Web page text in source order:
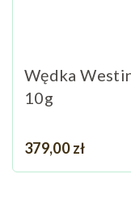
Wędka
10g
Cena
379,00 zł